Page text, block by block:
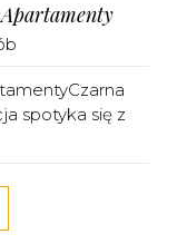
spotyka się z